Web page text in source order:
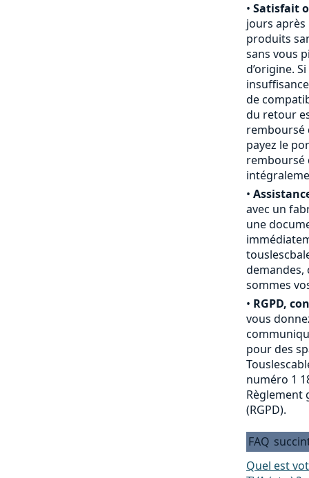
• Satisfait
jours
produits
sans vous
d’origine.
de
du retour
remboursé
payez le
remboursé
•
avec un
une
demandes,
sommes
• RGPD,
vous
pour des
numéro 1
Règlement
(RGPD).
FAQ
Quel est